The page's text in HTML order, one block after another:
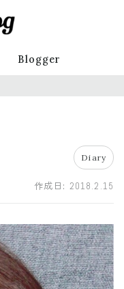
Blogger
Diary
作成日: 2018.2.15